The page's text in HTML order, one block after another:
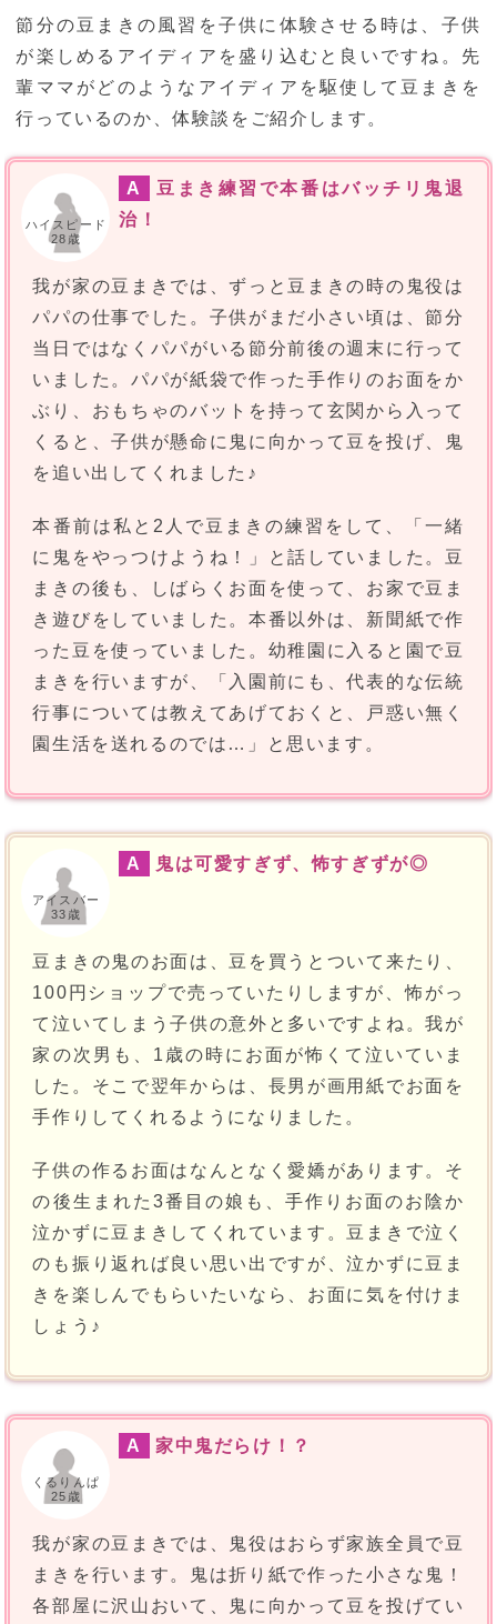
節分の豆まきの風習を子供に体験させる時は、子供
が楽しめるアイディアを盛り込むと良いですね。先
輩ママがどのようなアイディアを駆使して豆まきを
行っているのか、体験談をご紹介します。
ハイスピード
28歳
A
豆まき練習で本番はバッチリ鬼退
治！
我が家の豆まきでは、ずっと豆まきの時の鬼役は
パパの仕事でした。子供がまだ小さい頃は、節分
当日ではなくパパがいる節分前後の週末に行って
いました。パパが紙袋で作った手作りのお面をか
ぶり、おもちゃのバットを持って玄関から入って
くると、子供が懸命に鬼に向かって豆を投げ、鬼
を追い出してくれました♪
本番前は私と2人で豆まきの練習をして、「一緒
に鬼をやっつけようね！」と話していました。豆
まきの後も、しばらくお面を使って、お家で豆ま
き遊びをしていました。本番以外は、新聞紙で作
った豆を使っていました。幼稚園に入ると園で豆
まきを行いますが、「入園前にも、代表的な伝統
行事については教えてあげておくと、戸惑い無く
園生活を送れるのでは…」と思います。
アイスバー
33歳
A 鬼は可愛すぎず、怖すぎずが◎
豆まきの鬼のお面は、豆を買うとついて来たり、
100円ショップで売っていたりしますが、怖がっ
て泣いてしまう子供の意外と多いですよね。我が
家の次男も、1歳の時にお面が怖くて泣いていま
した。そこで翌年からは、長男が画用紙でお面を
手作りしてくれるようになりました。
子供の作るお面はなんとなく愛嬌があります。そ
の後生まれた3番目の娘も、手作りお面のお陰か
泣かずに豆まきしてくれています。豆まきで泣く
のも振り返れば良い思い出ですが、泣かずに豆ま
きを楽しんでもらいたいなら、お面に気を付けま
しょう♪
くるりんぱ
25歳
A 家中鬼だらけ！？
我が家の豆まきでは、鬼役はおらず家族全員で豆
まきを行います。鬼は折り紙で作った小さな鬼！
各部屋に沢山おいて、鬼に向かって豆を投げてい